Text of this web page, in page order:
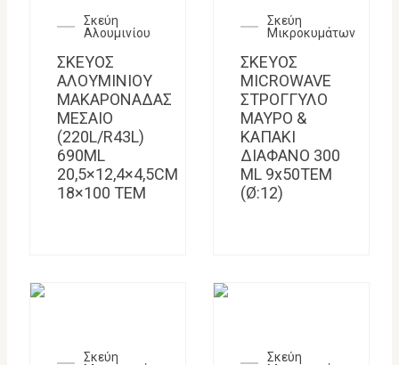
Σκεύη
Αλουμινίου
ΣΚΕΥΟΣ
ΑΛΟΥΜΙΝΙΟΥ
ΜΑΚΑΡΟΝΑΔΑΣ
ΜΕΣΑΙΟ
(220L/R43L)
690ML
20,5×12,4×4,5CM
18×100 ΤΕΜ
Σκεύη
Μικροκυμάτων
ΣΚΕΥΟΣ
MICROWAVE
ΣΤΡΟΓΓΥΛΟ
ΜΑΥΡΟ &
ΚΑΠΑΚΙ
ΔΙΑΦΑΝΟ 300
ML 9x50TEM
(Ø:12)
Σκεύη
Σκεύη